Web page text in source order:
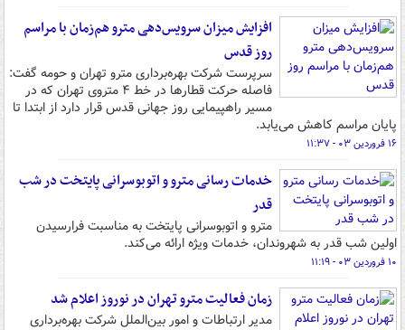
افزایش میزان سرویس‌دهی مترو هم‌زمان با مراسم
روز قدس
سرپرست شرکت بهره‌برداری مترو تهران و حومه گفت:
فاصله حرکت قطارها در خط ۴ متروی تهران که در
مسیر راهپیمایی روز جهانی قدس قرار دارد از ابتدا تا
پایان مراسم کاهش می‌یابد.
۱۶ فروردین ۰۳ - ۱۱:۳۷
خدمات رسانی مترو و اتوبوسرانی پایتخت در شب
قدر
مترو و اتوبوسرانی پایتخت به مناسبت فرارسیدن
اولین شب قدر به شهروندان، خدمات ویژه ارائه می‌کند.
۱۰ فروردین ۰۳ - ۱۱:۱۹
زمان فعالیت مترو تهران در نوروز اعلام شد
مدیر ارتباطات و امور بین‌الملل شرکت بهره‌برداری